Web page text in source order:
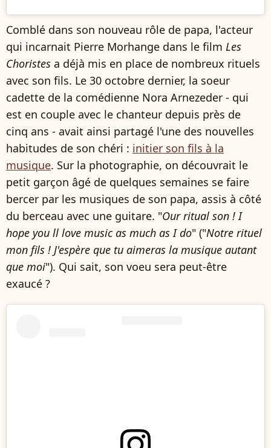
Comblé dans son nouveau rôle de papa, l'acteur
qui incarnait Pierre Morhange dans le film Les
Choristes a déjà mis en place de nombreux rituels
avec son fils. Le 30 octobre dernier, la soeur
cadette de la comédienne Nora Arnezeder - qui
est en couple avec le chanteur depuis près de
cinq ans - avait ainsi partagé l'une des nouvelles
habitudes de son chéri : initier son fils à la
musique. Sur la photographie, on découvrait le
petit garçon âgé de quelques semaines se faire
bercer par les musiques de son papa, assis à côté
du berceau avec une guitare. "Our ritual son ! I
hope you ll love music as much as I do" ("Notre rituel
mon fils ! J'espère que tu aimeras la musique autant
que moi"). Qui sait, son voeu sera peut-être
exaucé ?